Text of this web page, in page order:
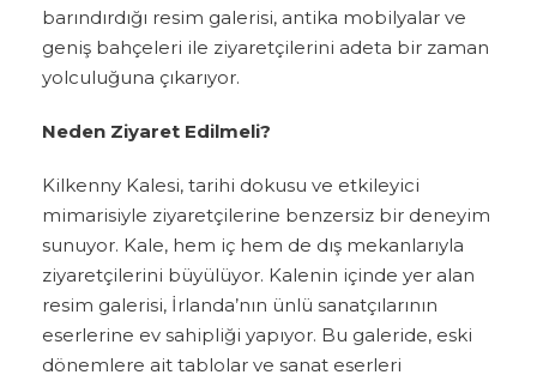
barındırdığı resim galerisi, antika mobilyalar ve
geniş bahçeleri ile ziyaretçilerini adeta bir zaman
yolculuğuna çıkarıyor.
Neden Ziyaret Edilmeli?
Kilkenny Kalesi, tarihi dokusu ve etkileyici
mimarisiyle ziyaretçilerine benzersiz bir deneyim
sunuyor. Kale, hem iç hem de dış mekanlarıyla
ziyaretçilerini büyülüyor. Kalenin içinde yer alan
resim galerisi, İrlanda’nın ünlü sanatçılarının
eserlerine ev sahipliği yapıyor. Bu galeride, eski
dönemlere ait tablolar ve sanat eserleri